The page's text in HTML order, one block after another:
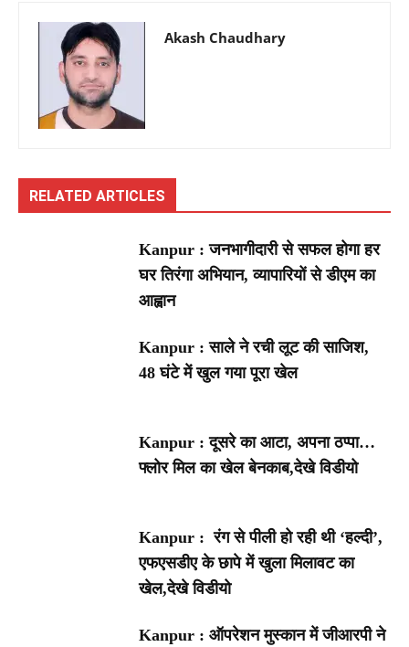
Akash Chaudhary
RELATED ARTICLES
Kanpur : जनभागीदारी से सफल होगा हर
घर तिरंगा अभियान, व्यापारियों से डीएम का
आह्वान
Kanpur : साले ने रची लूट की साजिश,
48 घंटे में खुल गया पूरा खेल
Kanpur : दूसरे का आटा, अपना ठप्पा…
फ्लोर मिल का खेल बेनकाब,देखे विडीयो
Kanpur : रंग से पीली हो रही थी ‘हल्दी’,
एफएसडीए के छापे में खुला मिलावट का
खेल,देखे विडीयो
Kanpur : ऑपरेशन मुस्कान में जीआरपी ने